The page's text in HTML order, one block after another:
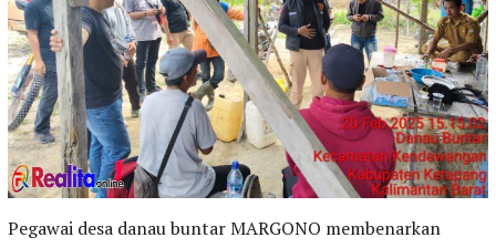
Pegawai desa danau buntar MARGONO membenarkan